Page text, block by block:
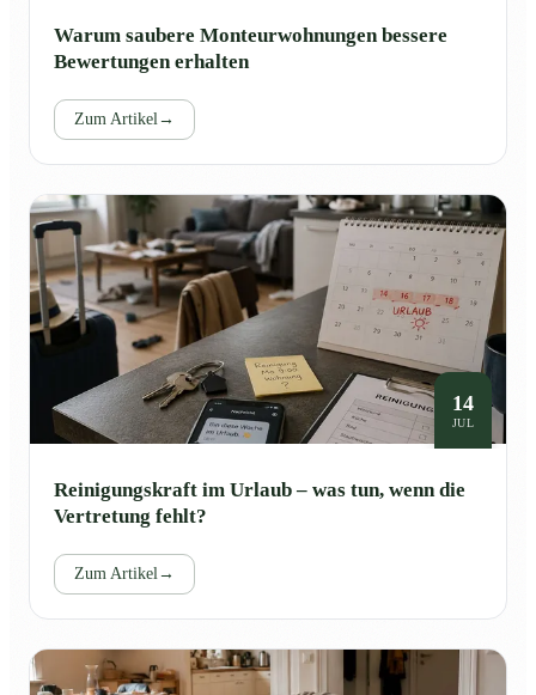
Warum saubere Monteurwohnungen bessere
Bewertungen erhalten
Zum Artikel→
14
JUL
Reinigungskraft im Urlaub – was tun, wenn die
Vertretung fehlt?
Zum Artikel→